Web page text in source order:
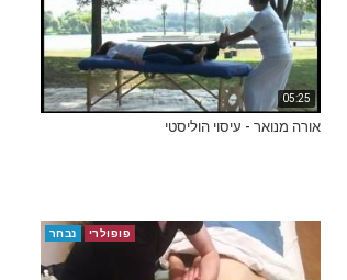
05:25
אורה מנואר - עיסוי הוליסטי
פופולרי נבחר